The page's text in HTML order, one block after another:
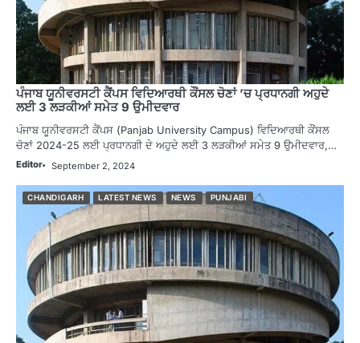
ਪੰਜਾਬ ਯੂਨੀਵਰਸਟੀ ਕੈਂਪਸ ਵਿਦਿਆਰਥੀ ਕੌਂਸਲ ਚੋਣਾਂ ’ਚ ਪ੍ਰਧਾਨਗੀ ਅਹੁਦੇ
ਲਈ 3 ਲੜਕੀਆਂ ਸਮੇਤ 9 ਉਮੀਦਵਾਰ
ਪੰਜਾਬ ਯੂਨੀਵਰਸਟੀ ਕੈਂਪਸ (Panjab University Campus) ਵਿਦਿਆਰਥੀ ਕੌਂਸਲ
ਚੋਣਾਂ 2024-25 ਲਈ ਪ੍ਰਧਾਨਗੀ ਦੇ ਅਹੁਦੇ ਲਈ 3 ਲੜਕੀਆਂ ਸਮੇਤ 9 ਉਮੀਦਵਾਰ,…
Editor September 2, 2024
CHANDIGARH LATEST NEWS NEWS PUNJABI